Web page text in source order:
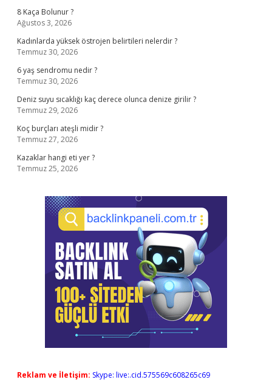
8 Kaça Bolunur ?
Ağustos 3, 2026
Kadınlarda yüksek östrojen belirtileri nelerdir ?
Temmuz 30, 2026
6 yaş sendromu nedir ?
Temmuz 30, 2026
Deniz suyu sıcaklığı kaç derece olunca denize girilir ?
Temmuz 29, 2026
Koç burçları ateşli midir ?
Temmuz 27, 2026
Kazaklar hangi eti yer ?
Temmuz 25, 2026
Reklam ve İletişim: Skype: live:.cid.575569c608265c69